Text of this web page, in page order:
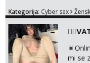
Uvijek
Volim
Kategorija: Cyber sex
mi se